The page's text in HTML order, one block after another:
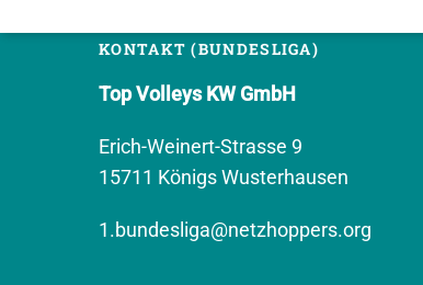
KONTAKT (BUNDESLIGA)
Top Volleys KW GmbH
Erich-Weinert-Strasse 9
15711 Königs Wusterhausen
1.bundesliga@netzhoppers.org